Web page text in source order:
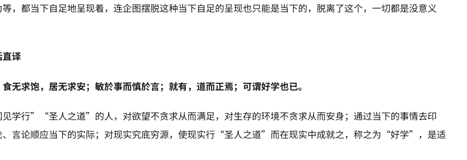
，都当下自足地呈现着，连企图摆脱这种当下自足的呈现也只能是当下的，脱离了这个，一切都是没意义
译
无求饱，居无求安；敏於事而慎於言；就有，道而正焉；可谓好学也已。
学行”“圣人之道”的人，对欲望不贪求从而满足，对生存的环境不贪求从而安身；通过当下的事情去印
、言论顺应当下的实际；对现实究底穷源，使现实行“圣人之道”而在现实中成就之，称之为“好学”，是适